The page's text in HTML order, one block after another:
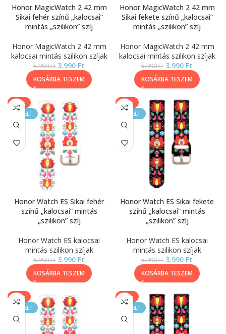
Honor MagicWatch 2 42 mm
Sikai fehér színű „kalocsai”
mintás „szilikon” szíj
Honor MagicWatch 2 42 mm
kalocsai mintás szilikon szíjak
5.990Ft 3.990 Ft
KOSÁRBA TESZEM
Honor MagicWatch 2 42 mm
Sikai fekete színű „kalocsai”
mintás „szilikon” szíj
Honor MagicWatch 2 42 mm
kalocsai mintás szilikon szíjak
5.990Ft 3.990 Ft
KOSÁRBA TESZEM
-33%
KIEMELT
Honor Watch ES Sikai fehér
színű „kalocsai” mintás
„szilikon” szíj
Honor Watch ES kalocsai
mintás szilikon szíjak
5.990Ft 3.990 Ft
KOSÁRBA TESZEM
-33%
KIEMELT
Honor Watch ES Sikai fekete
színű „kalocsai” mintás
„szilikon” szíj
Honor Watch ES kalocsai
mintás szilikon szíjak
5.990Ft 3.990 Ft
KOSÁRBA TESZEM
-33%
KIEMELT
-33%
KIEMELT